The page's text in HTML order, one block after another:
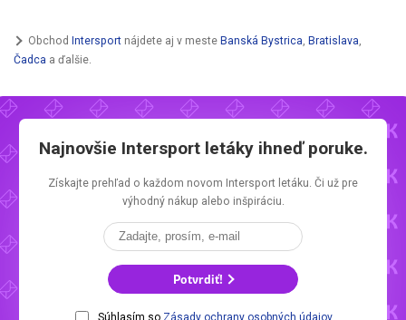
Obchod Intersport nájdete aj v meste Banská Bystrica, Bratislava,
Čadca a ďalšie.
Najnovšie Intersport letákyihneď poruke.
Získajte prehľad o každom novom Intersport letáku. Či už pre
výhodný nákup alebo inšpiráciu.
Potvrdiť!
Súhlasím so Zásady ochrany osobných údajov